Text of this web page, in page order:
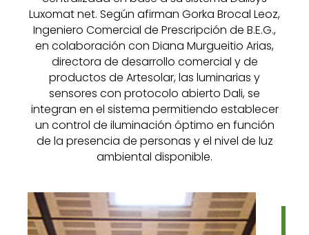
Luxomat net. Según afirman Gorka Brocal Leoz,
Ingeniero Comercial de Prescripción de B.E.G.,
en colaboración con Diana Murgueitio Arias,
directora de desarrollo comercial y de
productos de Artesolar, las luminarias y
sensores con protocolo abierto Dali, se
integran en el sistema permitiendo establecer
un control de iluminación óptimo en función
de la presencia de personas y el nivel de luz
ambiental disponible.